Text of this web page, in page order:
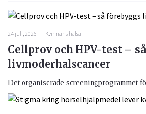
24 juli, 2026 Kvinnans hälsa
Cellprov och HPV-test –
livmoderhalscancer
Det organiserade screeningprogrammet